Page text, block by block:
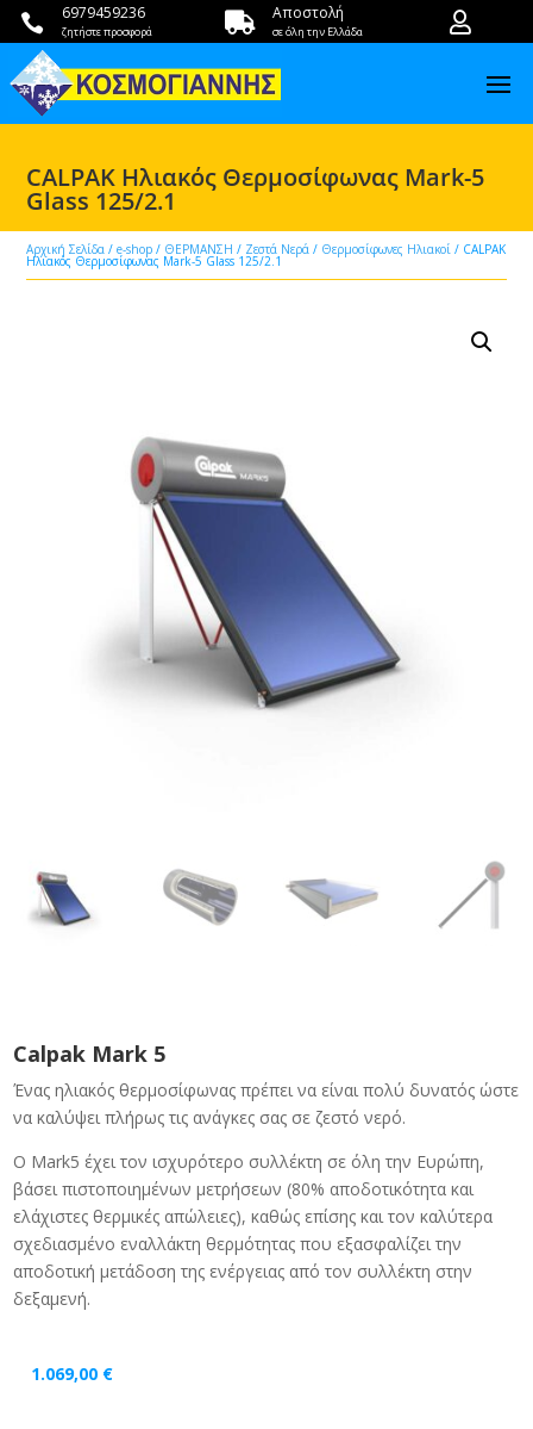
 6979459236
ζητήστε προσφορά  Αποστολή
σε όλη την Ελλάδα 
CALPAK Ηλιακός Θερμοσίφωνας Mark-5
Glass 125/2.1
Αρχική Σελίδα /e-shop / ΘΕΡΜΑΝΣΗ / Ζεστά Νερά / Θερμοσίφωνες Ηλιακοί / CALPAK
Ηλιακός Θερμοσίφωνας Mark-5 Glass 125/2.1
Calpak Mark 5
Ένας ηλιακός θερμοσίφωνας πρέπει να είναι πολύ δυνατός ώστε
να καλύψει πλήρως τις ανάγκες σας σε ζεστό νερό.
O Mark5 έχει τον ισχυρότερο συλλέκτη σε όλη την Ευρώπη,
βάσει πιστοποιημένων μετρήσεων (80% αποδοτικότητα και
ελάχιστες θερμικές απώλειες), καθώς επίσης και τον καλύτερα
σχεδιασμένο εναλλάκτη θερμότητας που εξασφαλίζει την
αποδοτική μετάδοση της ενέργειας από τον συλλέκτη στην
δεξαμενή.
1.069,00 €